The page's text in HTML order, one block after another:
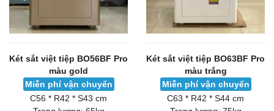
Két sắt việt tiệp BO56BF Pro
màu gold
Miễn phí vận chuyển
C56 * R42 * S43 cm
Két sắt việt tiệp BO63BF Pro
màu trắng
Miễn phí vận chuyển
C63 * R42 * S44 cm